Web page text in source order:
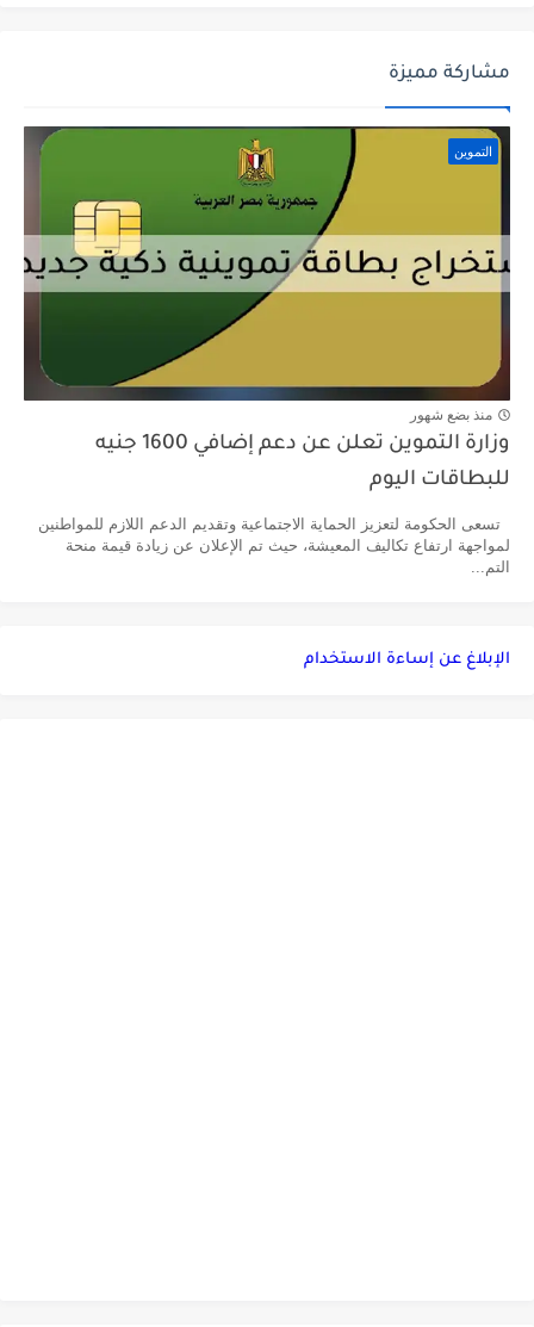
مشاركة مميزة
التموين
منذ بضع شهور
وزارة التموين تعلن عن دعم إضافي 1600 جنيه
للبطاقات اليوم
تسعى الحكومة لتعزيز الحماية الاجتماعية وتقديم الدعم اللازم للمواطنين
لمواجهة ارتفاع تكاليف المعيشة، حيث تم الإعلان عن زيادة قيمة منحة
التم...
الإبلاغ عن إساءة الاستخدام